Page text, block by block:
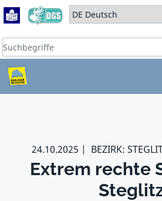
Zum Hauptbereich springen
Zum Hauptmenü springen
Sprache auswählen:
Suchbegriffe:
ZUM
24.10.2025 BEZIRK:
Extrem rechte